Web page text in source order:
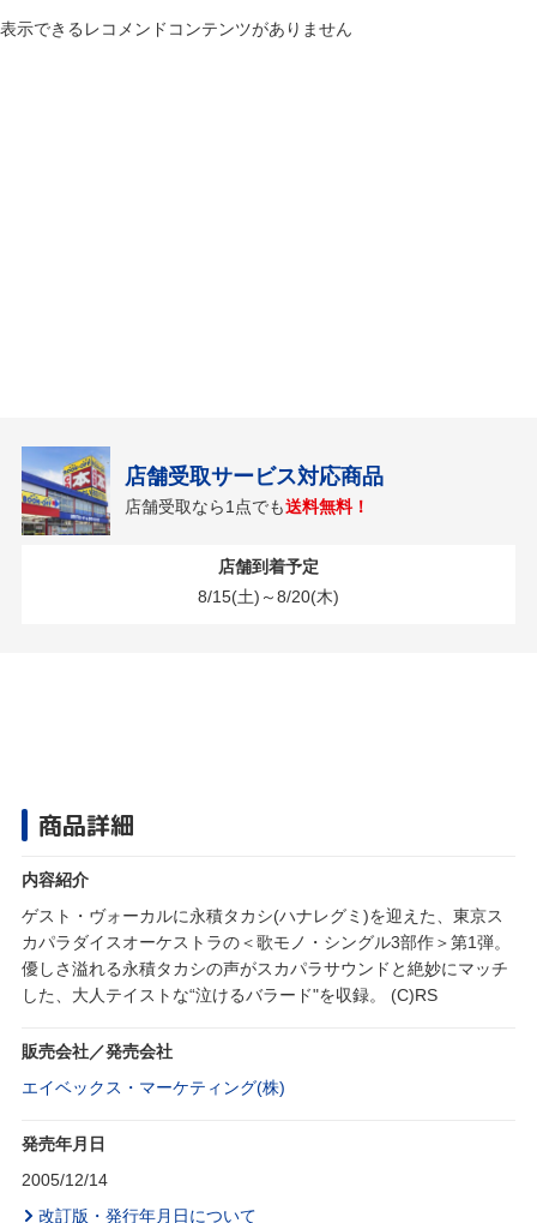
表示できるレコメンドコンテンツがありません
店舗受取サービス対応商品
店舗受取なら1点でも送料無料！
店舗到着予定
8/15(土)～8/20(木)
商品詳細
内容紹介
ゲスト・ヴォーカルに永積タカシ(ハナレグミ)を迎えた、東京ス
カパラダイスオーケストラの＜歌モノ・シングル3部作＞第1弾。
優しさ溢れる永積タカシの声がスカパラサウンドと絶妙にマッチ
した、大人テイストな“泣けるバラード"を収録。 (C)RS
販売会社／発売会社
エイベックス・マーケティング(株)
発売年月日
2005/12/14
改訂版・発行年月日について